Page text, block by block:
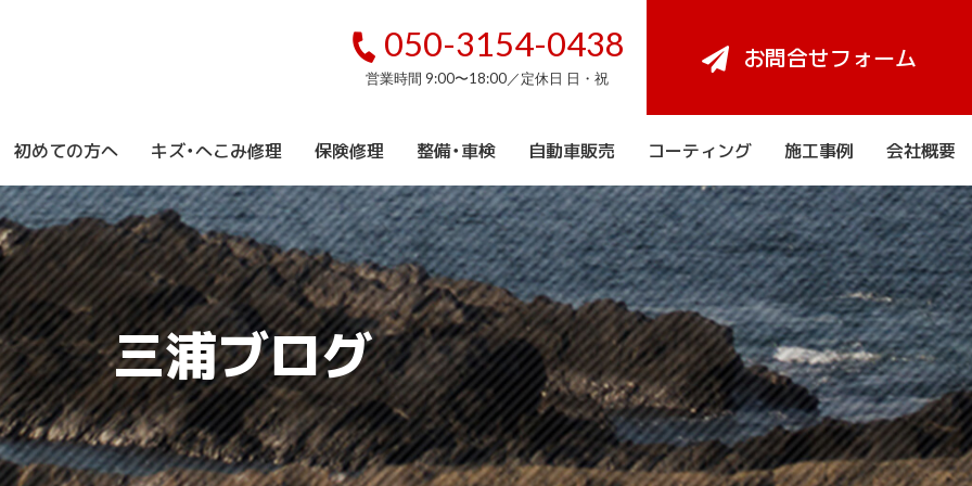
050-3154-0438
営業時間 9:00〜18:00／定休日 日・祝
お問合せフォーム
初めての方へ キズ・へこみ修理 保険修理 整備・車検 自動車販売 コーティング 施工事例 会社概要
三浦ブログ